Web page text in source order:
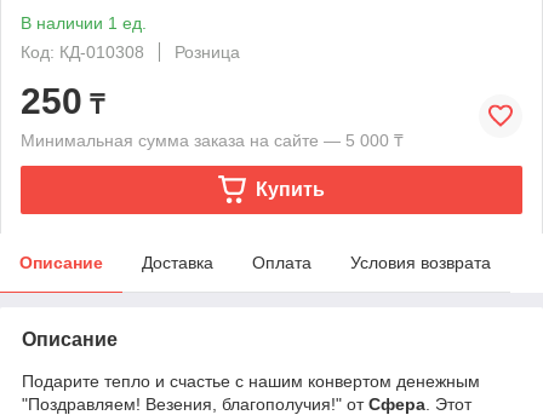
В наличии 1 ед.
Код: КД-010308
Розница
250 ₸
Минимальная сумма заказа на сайте — 5 000 ₸
Купить
Описание Доставка Оплата Условия возврата
Описание
Подарите тепло и счастье с нашим конвертом денежным
"Поздравляем! Везения, благополучия!" отСфера . Этот